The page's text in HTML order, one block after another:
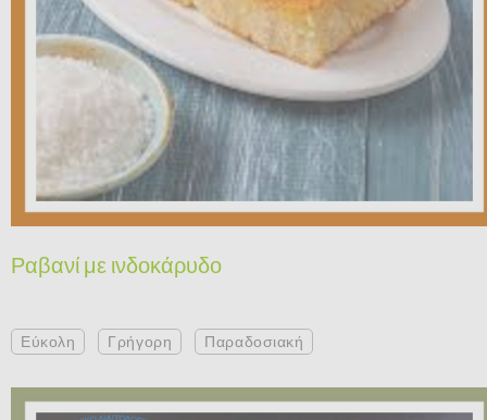
Ραβανί με ινδοκάρυδο
Εύκολη Γρήγορη Παραδοσιακή